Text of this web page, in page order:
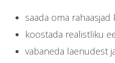
saada oma
koostada realistliku
vabaneda laenudest